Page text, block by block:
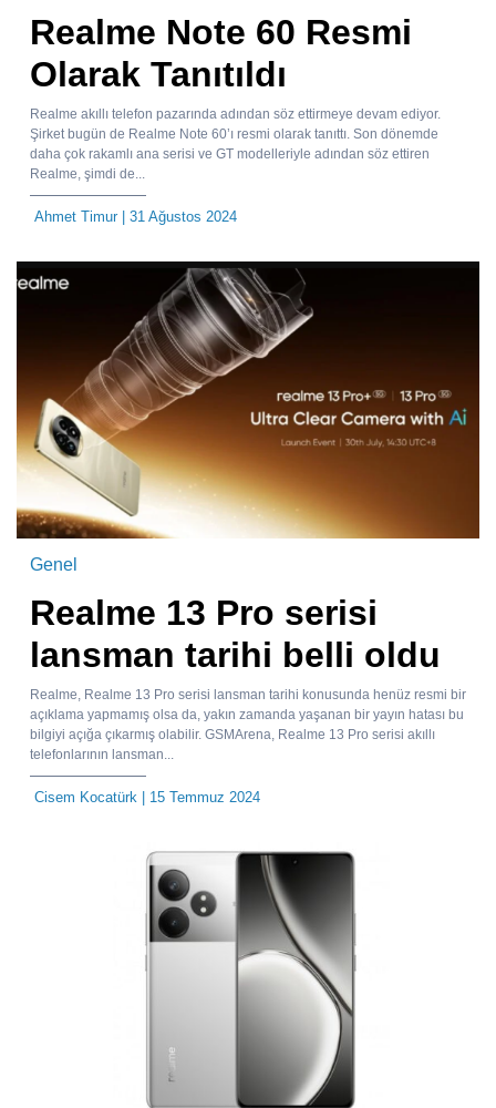
Realme Note 60 Resmi
Olarak Tanıtıldı
Realme akıllı telefon pazarında adından söz ettirmeye devam ediyor.
Şirket bugün de Realme Note 60’ı resmi olarak tanıttı. Son dönemde
daha çok rakamlı ana serisi ve GT modelleriyle adından söz ettiren
Realme, şimdi de...
Ahmet Timur| 31 Ağustos 2024
Genel
Realme 13 Pro serisi
lansman tarihi belli oldu
Realme, Realme 13 Pro serisi lansman tarihi konusunda henüz resmi bir
açıklama yapmamış olsa da, yakın zamanda yaşanan bir yayın hatası bu
bilgiyi açığa çıkarmış olabilir. GSMArena, Realme 13 Pro serisi akıllı
telefonlarının lansman...
Cisem Kocatürk | 15 Temmuz 2024